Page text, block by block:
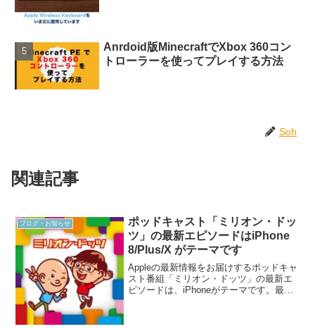
Anrdoid版MinecraftでXbox 360コン
トローラーを使ってプレイする方法
Soh
関連記事
ブログ・お知らせ
ポッドキャスト「ミリオン・ドッ
ツ」の最新エピソードはiPhone
8/Plus/X がテーマです
Appleの最新情報をお届けするポッドキャ
スト番組「ミリオン・ドッツ」の最新エ
ピソードは、iPhoneがテーマです。最新